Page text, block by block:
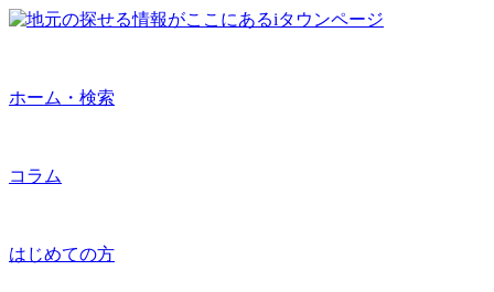
ホーム・検索
コラム
はじめての方